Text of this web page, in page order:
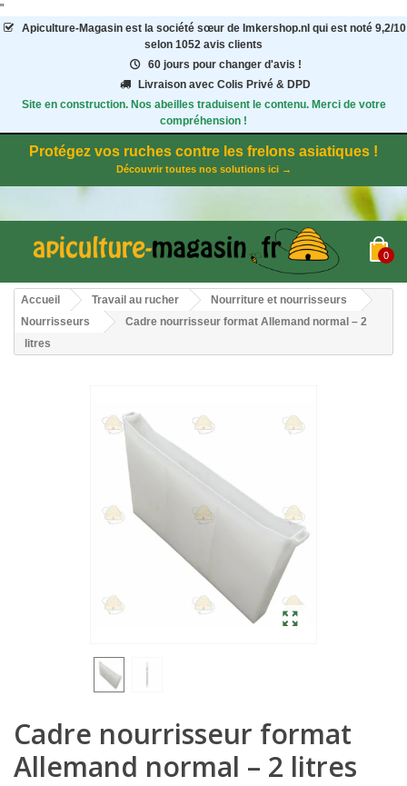
"
Apiculture-Magasinest la société sœur de Imkershop.nl qui est noté 9,2/10
selon 1052 avis clients
60 jours pour changer d'avis !
Livraison avec Colis Privé & DPD
Site en construction. Nos abeilles traduisent le contenu. Merci de votre
compréhension !
Protégez vos ruches contre les frelons asiatiques !
Découvrir toutes nos solutions ici →
0
Accueil Travail au rucher
Nourriture et nourrisseurs
Nourrisseurs
Cadre nourrisseur format Allemand normal – 2
litres
Cadre nourrisseur format
Allemand normal – 2 litres